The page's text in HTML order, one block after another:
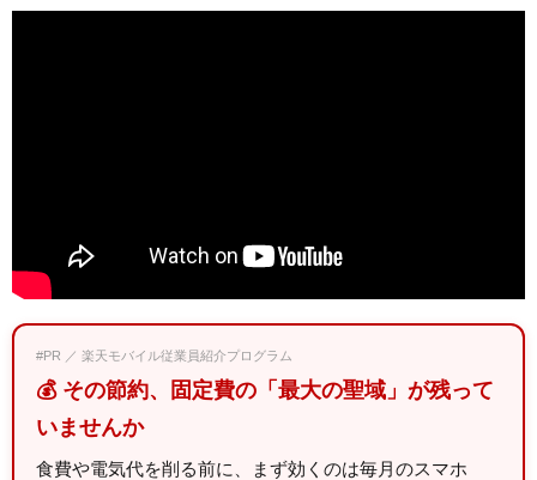
#PR ／ 楽天モバイル従業員紹介プログラム
💰 その節約、固定費の「最大の聖域」が残って
いませんか
食費や電気代を削る前に、まず効くのは毎月のスマホ